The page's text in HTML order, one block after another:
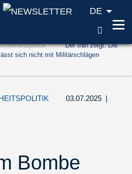
(Accesskey '1')
(Accesskey '2')
(Accesskey '3')
DE
Der Iran zeigt: Die
sich nicht mit Militärschlägen
03.07.2025 |
Bombe